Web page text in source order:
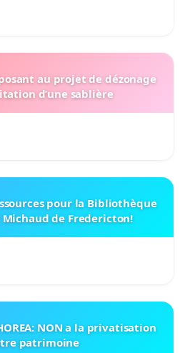
au projet de dézonage
d’une sablière
pour la Bibliothèque
de Fredericton!
NON a la privatisation
patrimoine